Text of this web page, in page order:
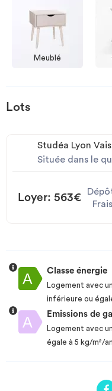
Meublé
Lots
Studéa Lyon
Située dans le
Loyer: 563€
Classe énergie
Logement avec
inférieure ou
Emissions de
Logement avec
égale à 5 kg/m²/an